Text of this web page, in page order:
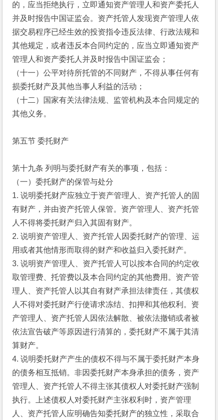
的，应当拒绝执行，立即通知资产管理人和资产委托人
并及时报告中国证监会。资产托管人发现资产管理人依
据交易程序已经生效的投资指令违反法律、行政法规和
其他规定，或者违反本合同约定的，应当立即通知资产
管理人和资产委托人并及时报告中国证监会；
（十一）公平对待所托管的不同财产，不得从事任何有
损委托财产及其他当事人利益的活动；
（十二）国家有关法律法规、监管机构及本合同规定的
其他义务。
第五节 委托财产
第十九条 列明与委托财产有关的事项，包括：
（一）委托财产的保管与处分
1. 说明委托财产应独立于资产管理人、资产托管人的固
有财产，并由资产托管人保管。资产管理人、资产托管
人不得将委托财产归入其固有财产。
2. 说明资产管理人、资产托管人因委托财产的管理、运
用或者其他情形而取得的财产和收益归入委托财产。
3. 说明资产管理人、资产托管人可以按本合同的约定收
取管理费、托管费以及本合同约定的其他费用。资产管
理人、资产托管人以其自有财产承担法律责任，其债权
人不得对委托财产行使请求冻结、扣押和其他权利。资
产管理人、资产托管人因依法解散、被依法撤销或者被
依法宣告破产等原因进行清算的，委托财产不属于其清
算财产。
4. 说明委托财产产生的债权不得与不属于委托财产本身
的债务相互抵销。非因委托财产本身承担的债务，资产
管理人、资产托管人不得主张其债权人对委托财产强制
执行。上述债权人对委托财产主张权利时，资产管理
人、资产托管人应明确告知委托财产的独立性，采取合